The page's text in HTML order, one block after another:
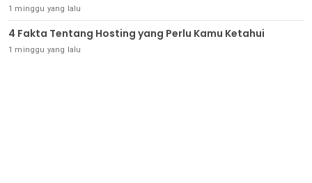
1 minggu yang lalu
4 Fakta Tentang Hosting yang Perlu Kamu Ketahui
1 minggu yang lalu